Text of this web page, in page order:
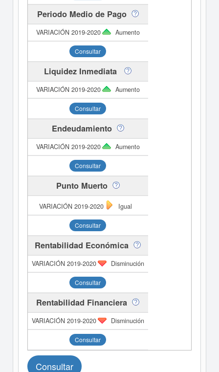
Periodo Medio de Pago
Aumento
Consultar
Liquidez Inmediata
Aumento
Consultar
Endeudamiento
Aumento
Consultar
Punto Muerto
Igual
Consultar
Rentabilidad Económica
Disminución
Consultar
Rentabilidad Financiera
Disminución
Consultar
Consultar